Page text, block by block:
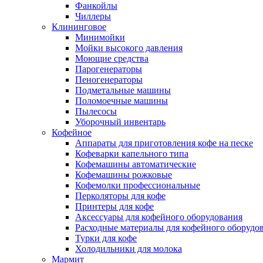
Фанкойлы
Чиллеры
Клининговое
Минимойки
Мойки высокого давления
Моющие средства
Парогенераторы
Пеногенераторы
Подметальные машины
Поломоечные машины
Пылесосы
Уборочный инвентарь
Кофейное
Аппараты для приготовления кофе на песке
Кофеварки капельного типа
Кофемашины автоматические
Кофемашины рожковые
Кофемолки профессиональные
Перколяторы для кофе
Принтеры для кофе
Аксессуары для кофейного оборудования
Расходные материалы для кофейного
Турки для кофе
Холодильники для молока
Мармит